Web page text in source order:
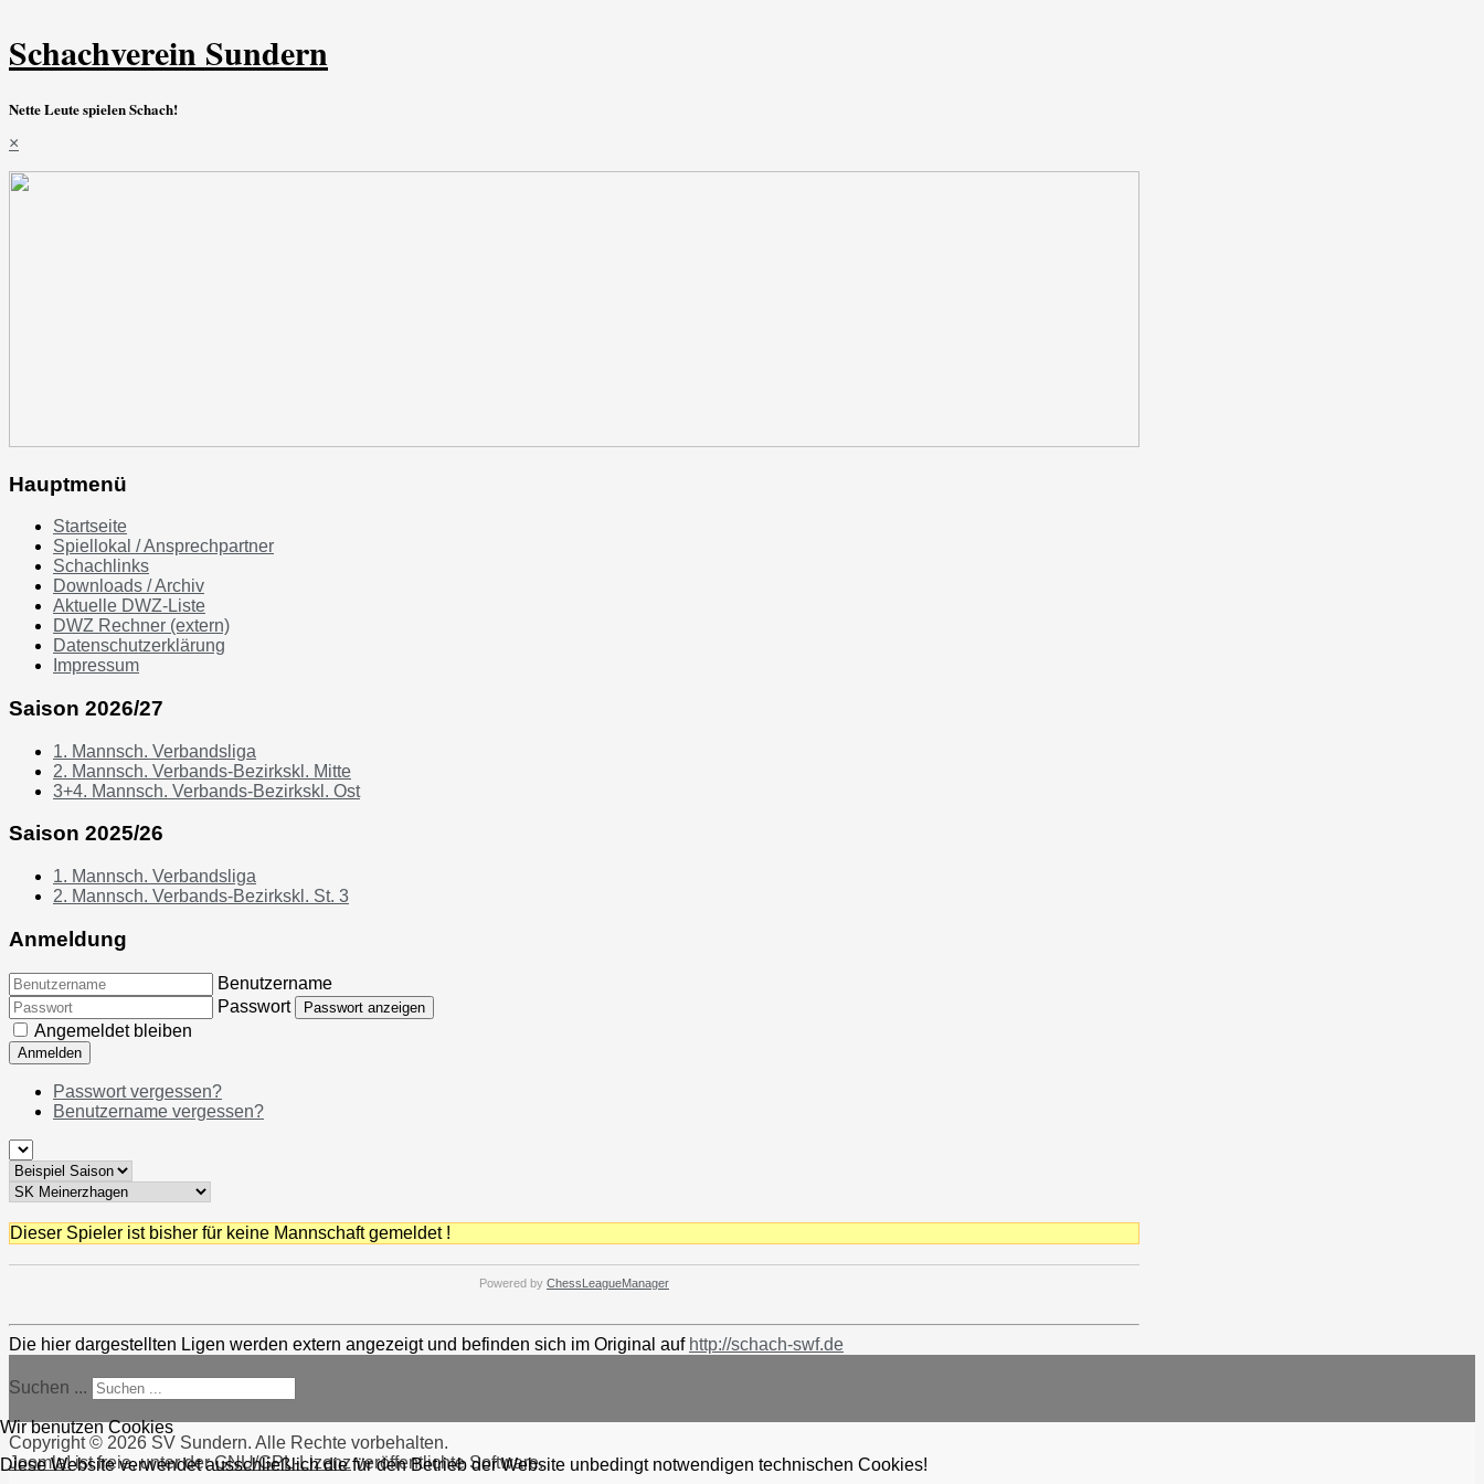
Schachverein Sundern
Nette Leute spielen Schach!
×
Hauptmenü
Startseite
Spiellokal / Ansprechpartner
Schachlinks
Downloads / Archiv
Aktuelle DWZ-Liste
DWZ Rechner (extern)
Datenschutzerklärung
Impressum
Saison 2026/27
1. Mannsch. Verbandsliga
2. Mannsch. Verbands-Bezirkskl. Mitte
3+4. Mannsch. Verbands-Bezirkskl. Ost
Saison 2025/26
1. Mannsch. Verbandsliga
2. Mannsch. Verbands-Bezirkskl. St. 3
Anmeldung
Benutzername
Passwort
Passwort anzeigen
Angemeldet bleiben
Anmelden
Passwort vergessen?
Benutzername vergessen?
Dieser Spieler ist bisher für keine Mannschaft gemeldet !
Powered by ChessLeagueManager
Die hier dargestellten Ligen werden extern angezeigt und befinden sich im Original auf http://schach-swf.de
Suchen ...
Copyright © 2026 SV Sundern. Alle Rechte vorbehalten.
Joomla!ist freie, unter derGNU/GPL-Lizenzveröffentlichte Software.
Wir benutzen Cookies
Diese Website verwendet ausschließlich die für den Betrieb der Website unbedingt notwendigen technischen Cookies!